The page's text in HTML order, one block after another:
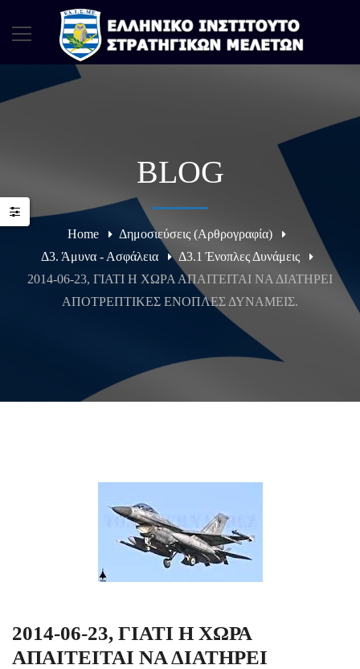
BLOG
Home
Δημοσιεύσεις (Αρθρογραφία)
Δ3. Άμυνα - Ασφάλεια
Δ3.1 Ένοπλες Δυνάμεις
2014-06-23, ΓΙΑΤΙ Η ΧΩΡΑ ΑΠΑΙΤΕΙΤΑΙ ΝΑ ΔΙΑΤΗΡΕΙ
ΑΠΟΤΡΕΠΤΙΚΕΣ ΕΝΟΠΛΕΣ ΔΥΝΑΜΕΙΣ.
2014-06-23, ΓΙΑΤΙ Η ΧΩΡΑ
ΑΠΑΙΤΕΙΤΑΙ ΝΑ ΔΙΑΤΗΡΕΙ